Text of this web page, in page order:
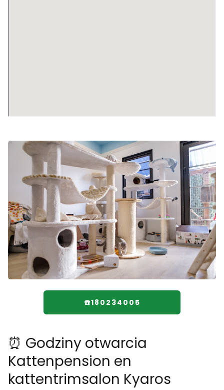
☎️180234005
⏰ Godziny otwarcia
Kattenpension en
kattentrimsalon Kyaros